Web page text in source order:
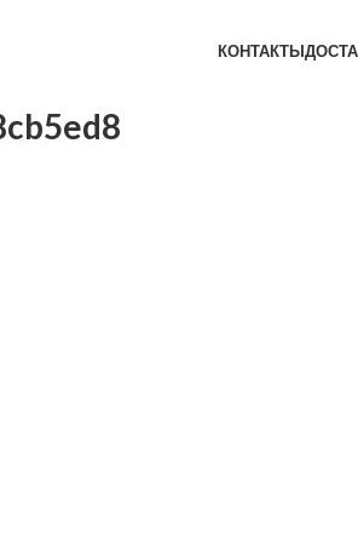
КОНТАКТЫ